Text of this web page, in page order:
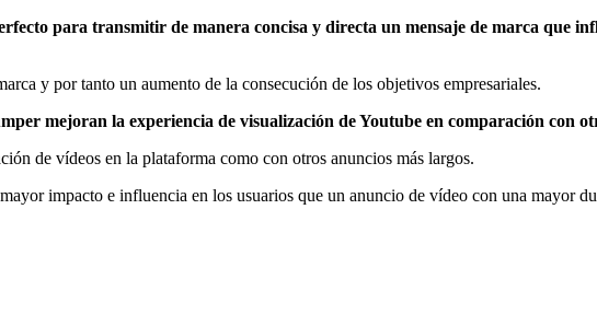
para transmitir de manera concisa y directa un mensaje de marca que
y por tanto un aumento de la consecución de los objetivos empresariales.
mejoran la experiencia de visualización de Youtube en comparación con
de vídeos en la plataforma como con otros anuncios más largos.
impacto e influencia en los usuarios que un anuncio de vídeo con una mayor